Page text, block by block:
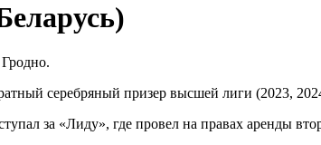
серебряный призер высшей лиги (2023,
за «Лиду», где провел на правах аренды